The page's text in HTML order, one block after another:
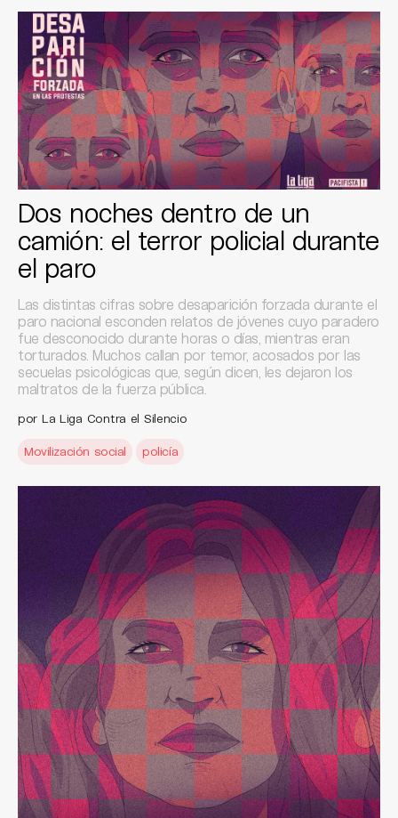
Dos noches dentro de un
camión: el terror policial durante
el paro
Las distintas cifras sobre desaparición forzada durante el
paro nacional esconden relatos de jóvenes cuyo paradero
fue desconocido durante horas o días, mientras eran
torturados. Muchos callan por temor, acosados por las
secuelas psicológicas que, según dicen, les dejaron los
maltratos de la fuerza pública.
por La Liga Contra el Silencio
Movilización social policía